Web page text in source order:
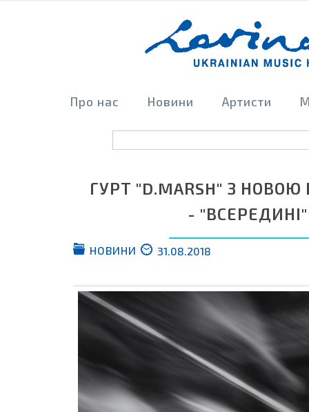
Про нас Новини Артисти
ГУРТ "D.MARSH" З
- "ВСЕРЕДИНІ"
НОВИНИ 31.08.2018